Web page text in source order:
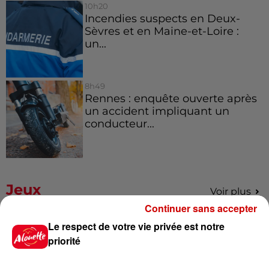
10h20
Incendies suspects en Deux-
Sèvres et en Maine-et-Loire :
un...
8h49
Rennes : enquête ouverte après
un accident impliquant un
conducteur...
Jeux Voir plus
Gagnez vos places pour le
festival Marché Gourmand 2026
Le respect de votre vie privée est notre
priorité
Continuer sans accepter